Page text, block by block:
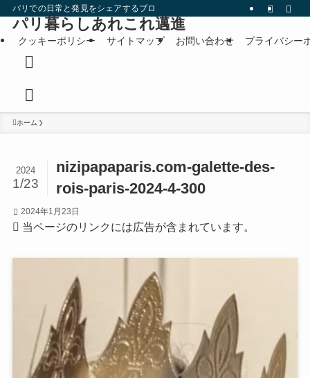
パリでの日常と発見をシェアするブログです。
パリ暮らしあれこれ邁進
クッキーポリシー サイトマップ お問い合わせ プライバシー
ホーム
nizipapaparis.com-galette-des-
rois-paris-2024-4-300
2024
1/23
2024年1月23日
当ページのリンクには広告が含まれています。